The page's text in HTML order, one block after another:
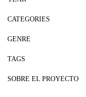
CATEGORIES
GENRE
TAGS
SOBRE EL PROYECTO